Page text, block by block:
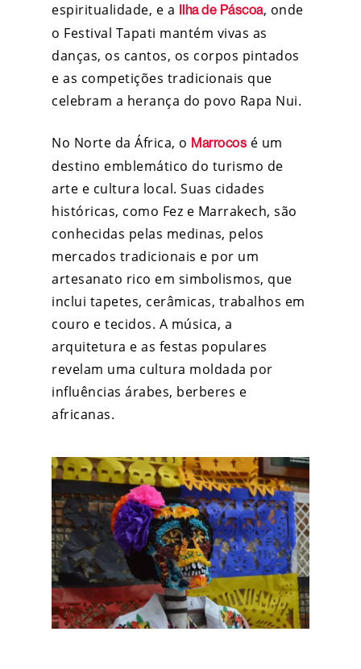
espiritualidade, e a
Ilha de Páscoa, onde
o Festival Tapati mantém vivas as
danças, os cantos, os corpos pintados
e as competições tradicionais que
celebram a herança do povo Rapa Nui.
No Norte da África, o Marrocos é um
destino emblemático do turismo de
arte e cultura local. Suas cidades
históricas, como Fez e Marrakech, são
conhecidas pelas medinas, pelos
mercados tradicionais e por um
artesanato rico em simbolismos, que
inclui tapetes, cerâmicas, trabalhos em
couro e tecidos. A música, a
arquitetura e as festas populares
revelam uma cultura moldada por
influências árabes, berberes e
africanas.